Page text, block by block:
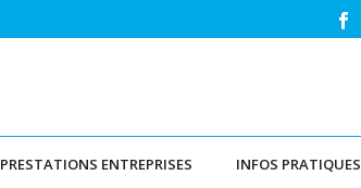
PRESTATIONS ENTREPRISES INFOS PRATIQUES